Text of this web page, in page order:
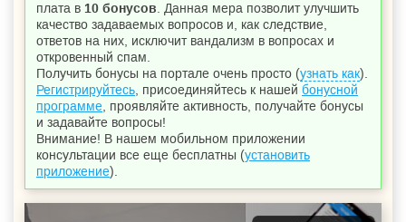
плата в 10 бонусов . Данная мера позволит улучшить
качество задаваемых вопросов и, как следствие,
ответов на них, исключит вандализм в вопросах и
откровенный спам.
Получить бонусы на портале очень просто (узнать как).
Регистрируйтесь , присоединяйтесь к нашей бонусной
программе , проявляйте активность, получайте бонусы
и задавайте вопросы!
Внимание! В нашем мобильном приложении
консультации все еще бесплатны (установить
приложение).